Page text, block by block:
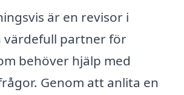
är en revisor i
värdefull partner för
behöver hjälp med
Genom att anlita en